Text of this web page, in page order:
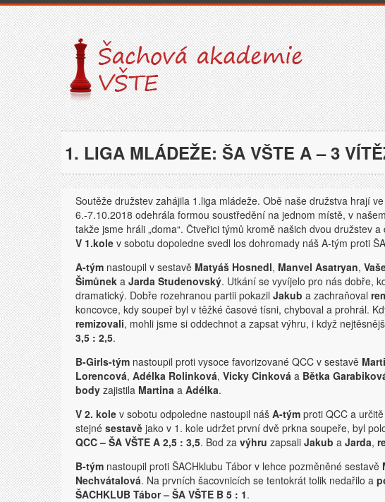
1. LIGA MLÁDEŽE: ŠA VŠTE A – 3
Soutěže družstev zahájila 1.liga mládeže. Obě naše družstva hrají
6.-7.10.2018 odehrála formou soustředění na jednom místě, v
takže jsme hráli „doma“. Čtveřici týmů kromě našich dvou družstev
V 1.kole v sobotu dopoledne svedl los dohromady náš A-tým proti
A-tým nastoupil v sestavě Matyáš Hosnedl, Manvel Asatryan,
Šimůnek a Jarda Studenovský. Utkání se vyvíjelo pro nás dobře,
dramatický. Dobře rozehranou partii pokazil Jakub a zachraňoval
koncovce, kdy soupeř byl v těžké časové tísni, chyboval a prohrál.
remizovali, mohli jsme si oddechnot a zapsat výhru, i když
3,5 : 2,5.
B-Girls-tým nastoupil proti vysoce favorizované QCC v sestavě
Lorencová, Adélka Rolinková, Vicky Cinková a Bětka
body zajistila Martina a Adélka.
V 2. kole v sobotu odpoledne nastoupil náš A-tým proti QCC a
stejné sestavě jako v 1. kole udržet první dvě prkna soupeře, byl
QCC – ŠA VŠTE A 2,5 : 3,5. Bod za výhru zapsali Jakub a Jarda,
B-tým nastoupil proti ŠACHklubu Tábor v lehce pozměněné sestavě
Nechvátalová. Na prvních šacovnicích se tentokrát tolik nedařilo a
ŠACHKLUB Tábor – ŠA VŠTE B 5 : 1.